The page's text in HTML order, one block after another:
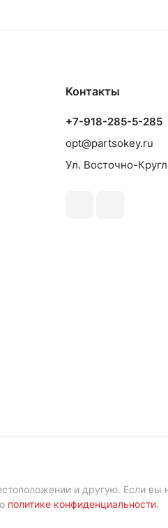
Контакты
+7-918-285-5-285
opt@partsokey.ru
Ул. Восточно-
и другую. Если вы
политике конфиденциальности.